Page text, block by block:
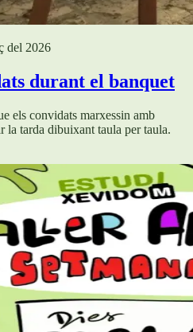
del 2026
durant el banquet
els convidats marxessin amb
la tarda dibuixant taula per taula.